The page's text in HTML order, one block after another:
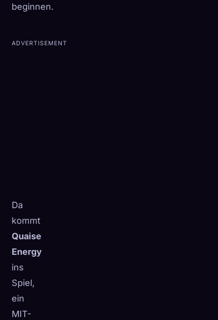
beginnen.
ADVERTISEMENT
Da
kommt
Quaise
Energy
ins
Spiel,
ein
MIT-